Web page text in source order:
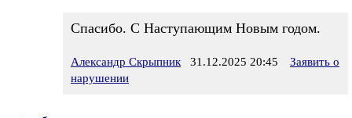
Спасибо. С Наступающим Новым годом.
Александр Скрыпник 31.12.2025 20:45
Заявить о
нарушении